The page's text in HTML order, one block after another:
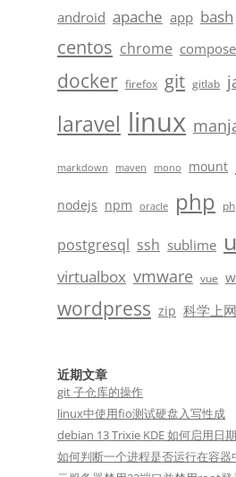
android apache app bash
centos chrome
docker firefox git gitlab
laravel linux
markdown maven mono mount
nodejs npm oracle php
postgresql ssh sublime
virtualbox vmware vue
wordpress zip 科学上网
近期文章
git 子仓库的操作
linux中使用fio测试硬盘入写性成
debian 13 Trixie KDE 如何启用日
如何判断一个进程是否运行在容器